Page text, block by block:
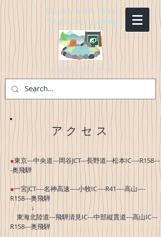
TEL:0578-89-2694
うちのペンションblog
奥飛騨温泉郷 中尾
アクセス
●東京---中央道---岡谷JCT---長野道---松本IC----R158---
-奥飛騨
●一宮JCT----名神高速----小牧IC----R41----高山----
R158---奥飛騨
↓
東海北陸道---飛騨清見IC---中部縦貫道---高山IC---
R158---奥飛騨